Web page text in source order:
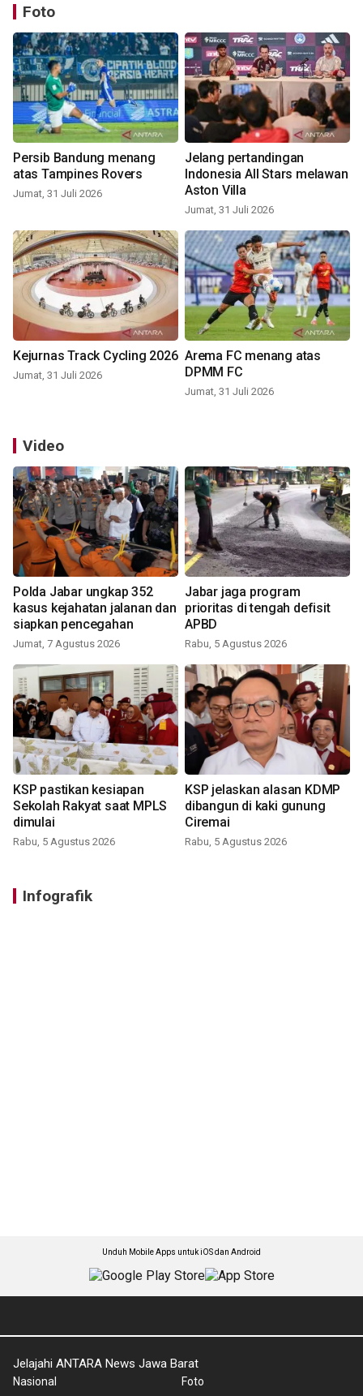
Foto
Persib Bandung menang
atas Tampines Rovers
Jumat, 31 Juli 2026
Jelang pertandingan
Indonesia All Stars melawan
Aston Villa
Jumat, 31 Juli 2026
Kejurnas Track Cycling 2026
Jumat, 31 Juli 2026
Arema FC menang atas
DPMM FC
Jumat, 31 Juli 2026
Video
Polda Jabar ungkap 352
kasus kejahatan jalanan dan
siapkan pencegahan
Jumat, 7 Agustus 2026
Jabar jaga program
prioritas di tengah defisit
APBD
Rabu, 5 Agustus 2026
KSP pastikan kesiapan
Sekolah Rakyat saat MPLS
dimulai
Rabu, 5 Agustus 2026
KSP jelaskan alasan KDMP
dibangun di kaki gunung
Ciremai
Rabu, 5 Agustus 2026
Infografik
Unduh Mobile Apps untuk iOS dan Android
Jelajahi ANTARA News Jawa Barat
Nasional
Foto